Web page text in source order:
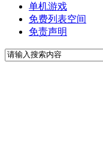
单机游戏
免费列表空间
免责声明